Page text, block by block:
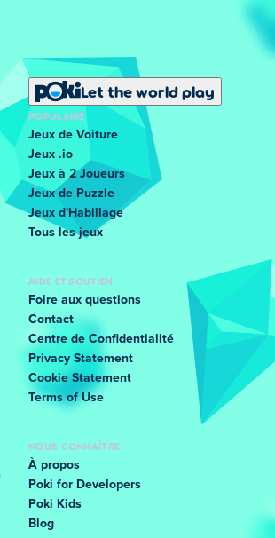
Let the world play
POPULAIRE
Jeux de Voiture
Jeux .io
Jeux à 2 Joueurs
Jeux de Puzzle
Jeux d'Habillage
Tous les jeux
AIDE ET SOUTIEN
Foire aux questions
Contact
Centre de Confidentialité
Privacy Statement
Cookie Statement
Terms of Use
NOUS CONNAÎTRE
À propos
Poki for Developers
Poki Kids
Blog